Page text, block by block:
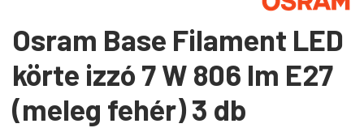
Osram Base Filament LED
körte izzó 7 W 806 lm E27
(meleg fehér) 3 db